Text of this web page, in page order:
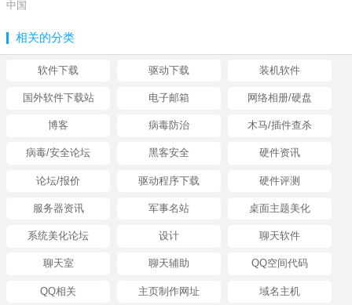
中国
相关的分类
软件下载 驱动下载 装机软件
国外软件下载站 电子邮箱 网络相册/硬盘
博客 病毒防治 木马/插件查杀
病毒/安全论坛 黑客安全 硬件资讯
论坛/报价 驱动程序下载 硬件评测
服务器资讯 军事名站 桌面主题美化
系统美化论坛 设计 聊天软件
聊天室 聊天辅助 QQ空间代码
QQ相关 主页制作网址 域名主机